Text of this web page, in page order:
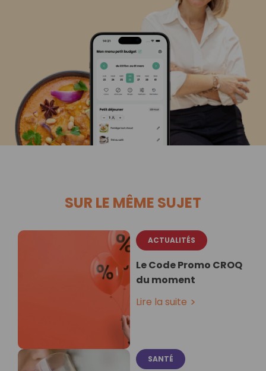
SUR LE MÊME SUJET
ACTUALITÉS
Le Code Promo CROQ
du moment
Lire la suite
SANTÉ